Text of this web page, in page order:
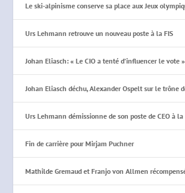
Le ski-alpinisme conserve sa place aux Jeux
Urs Lehmann retrouve un nouveau poste à la FIS
Johan Eliasch: « Le CIO a tenté d’influencer le vote »
Johan Eliasch déchu, Alexander Ospelt sur le trône
Urs Lehmann démissionne de son poste de CEO à la
Fin de carrière pour Mirjam Puchner
Mathilde Gremaud et Franjo von Allmen